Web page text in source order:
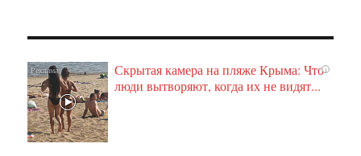
i
Скрытая камера на пляже Крыма: Что
люди вытворяют, когда их не видят...